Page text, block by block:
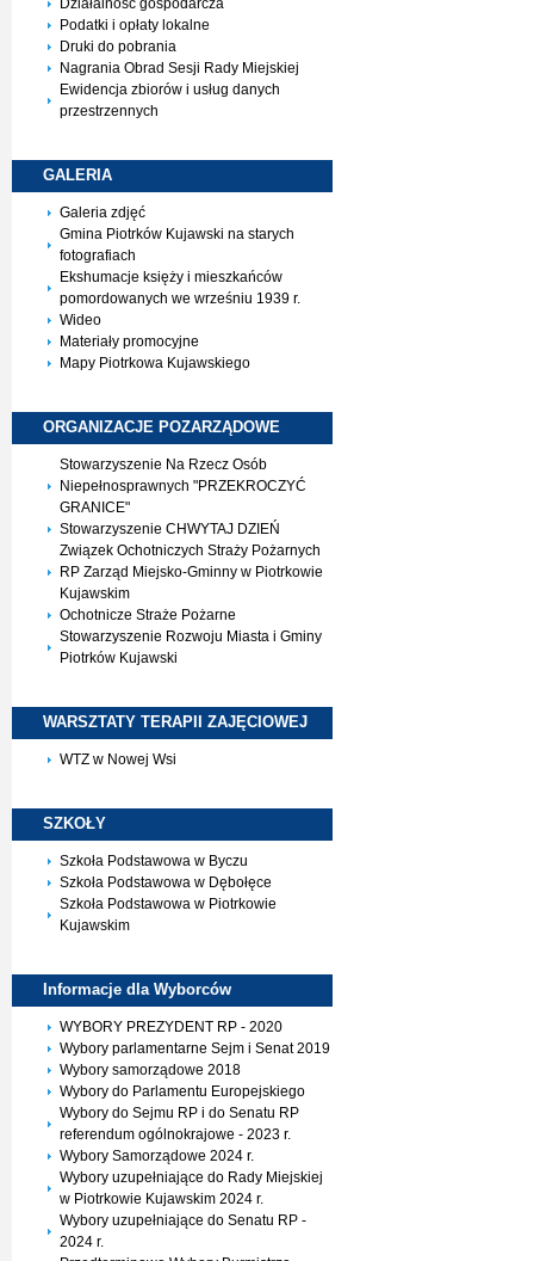
Działalność gospodarcza
Podatki i opłaty lokalne
Druki do pobrania
Nagrania Obrad Sesji Rady Miejskiej
Ewidencja zbiorów i usług danych
przestrzennych
GALERIA
Galeria zdjęć
Gmina Piotrków Kujawski na starych
fotografiach
Ekshumacje księży i mieszkańców
pomordowanych we wrześniu 1939 r.
Wideo
Materiały promocyjne
Mapy Piotrkowa Kujawskiego
ORGANIZACJE POZARZĄDOWE
Stowarzyszenie Na Rzecz Osób
Niepełnosprawnych "PRZEKROCZYĆ
GRANICE"
Stowarzyszenie CHWYTAJ DZIEŃ
Związek Ochotniczych Straży Pożarnych
RP Zarząd Miejsko-Gminny w Piotrkowie
Kujawskim
Ochotnicze Straże Pożarne
Stowarzyszenie Rozwoju Miasta i Gminy
Piotrków Kujawski
WARSZTATY TERAPII ZAJĘCIOWEJ
WTZ w Nowej Wsi
SZKOŁY
Szkoła Podstawowa w Byczu
Szkoła Podstawowa w Dębołęce
Szkoła Podstawowa w Piotrkowie
Kujawskim
Informacje dla Wyborców
WYBORY PREZYDENT RP - 2020
Wybory parlamentarne Sejm i Senat 2019
Wybory samorządowe 2018
Wybory do Parlamentu Europejskiego
Wybory do Sejmu RP i do Senatu RP
referendum ogólnokrajowe - 2023 r.
Wybory Samorządowe 2024 r.
Wybory uzupełniające do Rady Miejskiej
w Piotrkowie Kujawskim 2024 r.
Wybory uzupełniające do Senatu RP -
2024 r.